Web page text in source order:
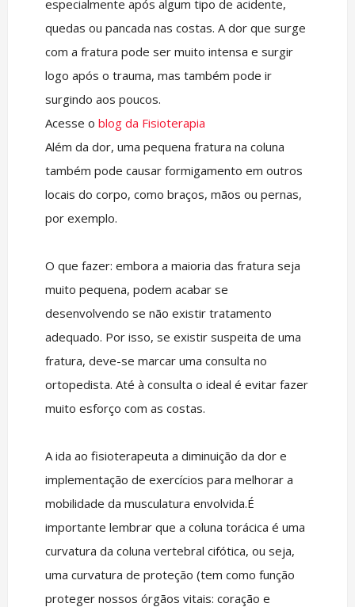
especialmente após algum tipo de acidente,
quedas ou pancada nas costas. A dor que surge
com a fratura pode ser muito intensa e surgir
logo após o trauma, mas também pode ir
surgindo aos poucos.
Acesse o blog da Fisioterapia
Além da dor, uma pequena fratura na coluna
também pode causar formigamento em outros
locais do corpo, como braços, mãos ou pernas,
por exemplo.
O que fazer: embora a maioria das fratura seja
muito pequena, podem acabar se
desenvolvendo se não existir tratamento
adequado. Por isso, se existir suspeita de uma
fratura, deve-se marcar uma consulta no
ortopedista. Até à consulta o ideal é evitar fazer
muito esforço com as costas.
A ida ao fisioterapeuta a diminuição da dor e
implementação de exercícios para melhorar a
mobilidade da musculatura envolvida.É
importante lembrar que a coluna torácica é uma
curvatura da coluna vertebral cifótica, ou seja,
uma curvatura de proteção (tem como função
proteger nossos órgãos vitais: coração e